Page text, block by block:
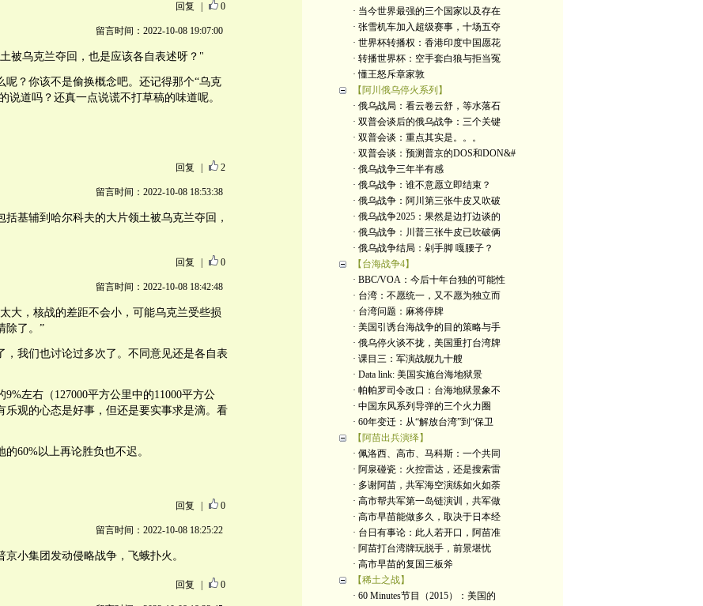
回复 0
留言时间：2022-10-08 19:07:00
被乌克兰夺回，也是应该各自表述呀？"
呢？你该不是偷换概念吧。还记得那个“乌克
说道吗？还真一点说谎不打草稿的味道呢。
回复 2
留言时间：2022-10-08 18:53:38
基辅到哈尔科夫的大片领土被乌克兰夺回，
回复 0
留言时间：2022-10-08 18:42:48
大，核战的差距不会小，可能乌克兰受些损
除了。”
，我们也讨论过多次了。不同意见还是各自表
左右（127000平方公里中的11000平方公
乐观的心态是好事，但还是要实事求是滴。看
60%以上再论胜负也不迟。
回复 0
留言时间：2022-10-08 18:25:22
小集团发动侵略战争，飞蛾扑火。
回复 0
· 当今世界最强的三个国家以及存在
· 张雪机车加入超级赛事，十场五夺
· 世界杯转播权：香港印度中国愿花
· 转播世界杯：空手套白狼与拒当冤
· 懂王怒斥章家敦
【阿川俄乌停火系列】
· 俄乌战局：看云卷云舒，等水落石
· 双普会谈后的俄乌战争：三个关键
· 双普会谈：重点其实是。。。
· 双普会谈：预测普京的DOS和DON&#
· 俄乌战争三年半有感
· 俄乌战争：谁不意愿立即结束？
· 俄乌战争：阿川第三张牛皮又吹破
· 俄乌战争2025：果然是边打边谈的
· 俄乌战争：川普三张牛皮已吹破俩
· 俄乌战争结局：剁手脚 嘎腰子？
【台海战争4】
· BBC/VOA：今后十年台独的可能性
· 台湾：不愿统一，又不愿为独立而
· 台湾问题：麻将停牌
· 美国引诱台海战争的目的策略与手
· 俄乌停火谈不拢，美国重打台湾牌
· 课目三：军演战舰九十艘
· Data link: 美国实施台海地狱景
· 帕帕罗司令改口：台海地狱景象不
· 中国东风系列导弹的三个火力圈
· 60年变迁：从“解放台湾”到“保卫
【阿苗出兵演绎】
· 佩洛西、高市、马科斯：一个共同
· 阿泉碰瓷：火控雷达，还是搜索雷
· 多谢阿苗，共军海空演练如火如荼
· 高市帮共军第一岛链演训，共军做
· 高市早苗能做多久，取决于日本经
· 台日有事论：此人若开口，阿苗准
· 阿苗打台湾牌玩脱手，前景堪忧
· 高市早苗的复国三板斧
【稀土之战】
· 60 Minutes节目（2015）：美国的